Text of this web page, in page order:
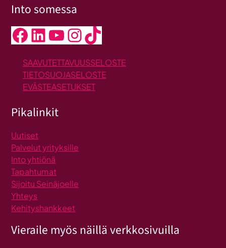
Into somessa
Facebook LinkedIn YouTube InstagramTikTok
SAAVUTETTAVUUSSELOSTE
TIETOSUOJASELOSTE
EVÄSTEASETUKSET
Pikalinkit
Uutiset
Palvelut yrityksille
Into yhtiönä
Tapahtumat
Sijoitu Seinäjoelle
Yhteys
Kehityshankkeet
Vieraile myös näillä verkkosivuilla